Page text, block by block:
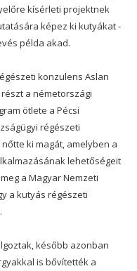
kísérleti projektnek
képez ki kutyákat -
példa akad.
konzulens Aslan
a németországi
ötlete a Pécsi
régészeti
ki magát, amelyben a
lehetőségeit
a Magyar Nemzeti
a kutyás régészeti
később azonban
is bővítették a